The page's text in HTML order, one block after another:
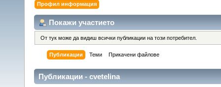
Профил информация
Покажи участието
От тук може да видиш всички публикации на този потребител.
Публикации Теми Прикачени файлове
Публикации - cvetelina